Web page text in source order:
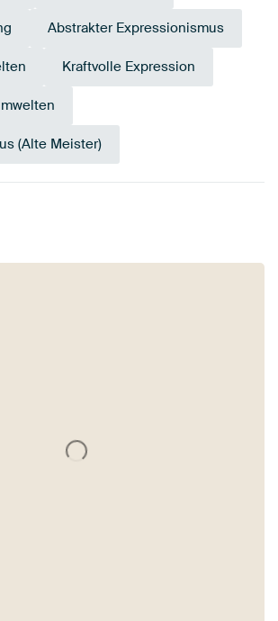
Abstrakter Expressionismus
Kraftvolle Expression
(Alte Meister)